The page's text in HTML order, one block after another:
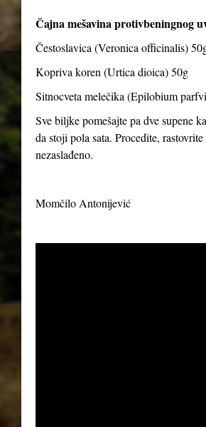
Čajna mešavina protivbeningnog
Čestoslavica (Veronica officinalis)
Kopriva koren (Urtica dioica) 50g
Sitnocveta melečika (Epilobium
Sve biljke pomešajte pa dve supene
da stoji pola sata. Procedite,
nezaslađeno.
Momčilo Antonijević